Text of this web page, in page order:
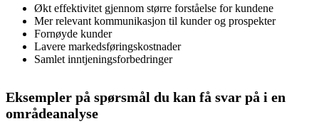
Økt effektivitet gjennom større forståelse for kundene
Mer relevant kommunikasjon til kunder og prospekter
Fornøyde kunder
Lavere markedsføringskostnader
Samlet inntjeningsforbedringer
Eksempler på spørsmål du kan få svar på i en
områdeanalyse